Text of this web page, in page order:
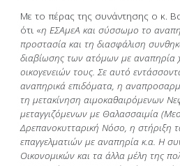
Με το πέρας της συνάντησης ο κ.
ότι «η ΕΣΑμεΑ και σύσσωμο το
προστασία και τη διασφάλιση
διαβίωσης των ατόμων με αναπηρία
οικογενειών τους. Σε αυτό
αναπηρικά επιδόματα, η
τη μετακίνηση αιμοκαθαιρόμενων
μεταγγιζόμενων με Θαλασσαιμία
Δρεπανοκυτταρική Νόσο, η στήριξη
επαγγελματιών με αναπηρία κ.α. Η
Οικονομικών και τα άλλα μέλη της